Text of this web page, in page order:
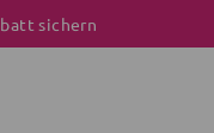
sichern